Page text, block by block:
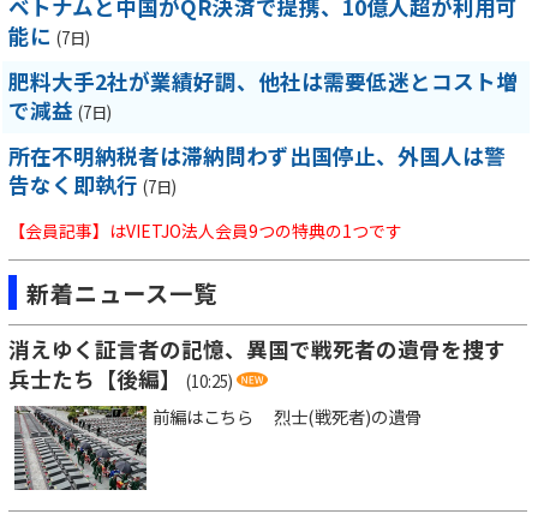
ベトナムと中国がQR決済で提携、10億人超が利用可
能に (7日)
肥料大手2社が業績好調、他社は需要低迷とコスト増
で減益 (7日)
所在不明納税者は滞納問わず出国停止、外国人は警
告なく即執行 (7日)
【会員記事】はVIETJO法人会員9つの特典の1つです
新着ニュース一覧
消えゆく証言者の記憶、異国で戦死者の遺骨を捜す
兵士たち【後編】
(10:25)
前編はこちら 烈士(戦死者)の遺骨